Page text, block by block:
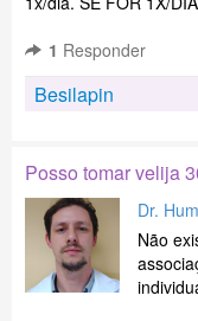
1 Responder
Besilapin
Posso tomar velija
Dr.
Não